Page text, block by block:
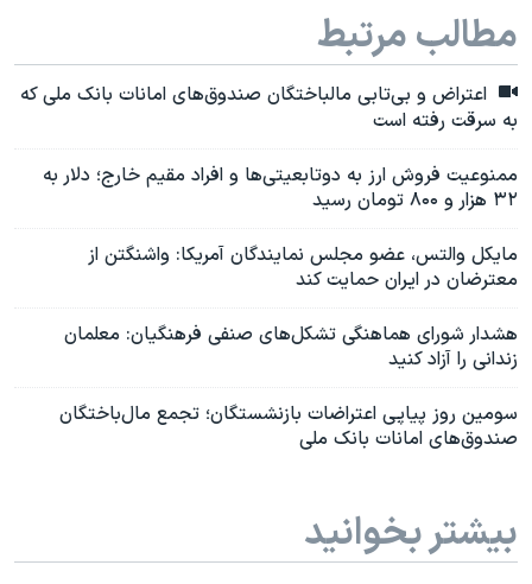
مطالب مرتبط
اعتراض و بی‌تابی مالباختگان صندوق‌های امانات بانک ملی که
به سرقت رفته است
ممنوعیت فروش ارز به دوتابعیتی‌ها و افراد مقیم خارج؛ دلار به
٣٢ هزار و ۸۰۰ تومان رسید
مایکل والتس، عضو مجلس نمایندگان آمریکا: واشنگتن از
معترضان در ایران حمایت کند
هشدار شورای هماهنگی تشکل‌های صنفی فرهنگیان: معلمان
زندانی را آزاد کنید
سومین روز پیاپی اعتراضات بازنشستگان؛ تجمع مال‌باختگان
صندوق‌های امانات بانک ملی
بیشتر بخوانید